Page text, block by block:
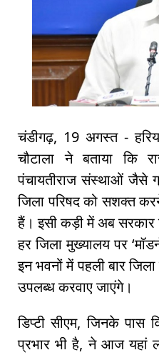
चंडीगढ़, 19 अगस्त -
चौटाला ने बताया कि
पंचायतीराज संस्थाओं जैसे
जिला परिषद को सशक्त
हैं। इसी कड़ी में अब सरकार
हर जिला मुख्यालय पर
इन भवनों में पहली बार जिला
उपलब्ध करवाए जाएंगे।
डिप्टी सीएम, जिनके पास
प्रभार भी है, ने आज यहां